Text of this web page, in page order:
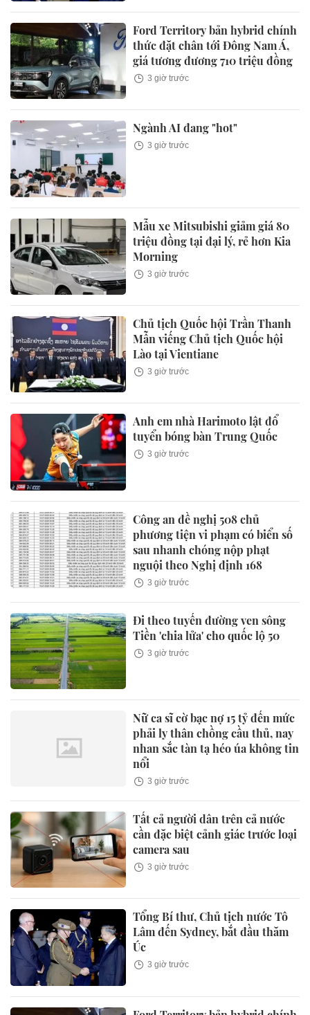
Ford Territory bản hybrid chính
thức đặt chân tới Đông Nam Á,
giá tương đương 710 triệu đồng
3 giờ trước
Ngành AI đang "hot"
3 giờ trước
Mẫu xe Mitsubishi giảm giá 80
triệu đồng tại đại lý, rẻ hơn Kia
Morning
3 giờ trước
Chủ tịch Quốc hội Trần Thanh
Mẫn viếng Chủ tịch Quốc hội
Lào tại Vientiane
3 giờ trước
Anh em nhà Harimoto lật đổ
tuyển bóng bàn Trung Quốc
3 giờ trước
Công an đề nghị 508 chủ
phương tiện vi phạm có biển số
sau nhanh chóng nộp phạt
nguội theo Nghị định 168
3 giờ trước
Đi theo tuyến đường ven sông
Tiền 'chia lửa' cho quốc lộ 50
3 giờ trước
Nữ ca sĩ cờ bạc nợ 15 tỷ đến mức
phải ly thân chồng cầu thủ, nay
nhan sắc tàn tạ héo úa không tin
nổi
3 giờ trước
Tất cả người dân trên cả nước
cần đặc biệt cảnh giác trước loại
camera sau
3 giờ trước
Tổng Bí thư, Chủ tịch nước Tô
Lâm đến Sydney, bắt đầu thăm
Úc
3 giờ trước